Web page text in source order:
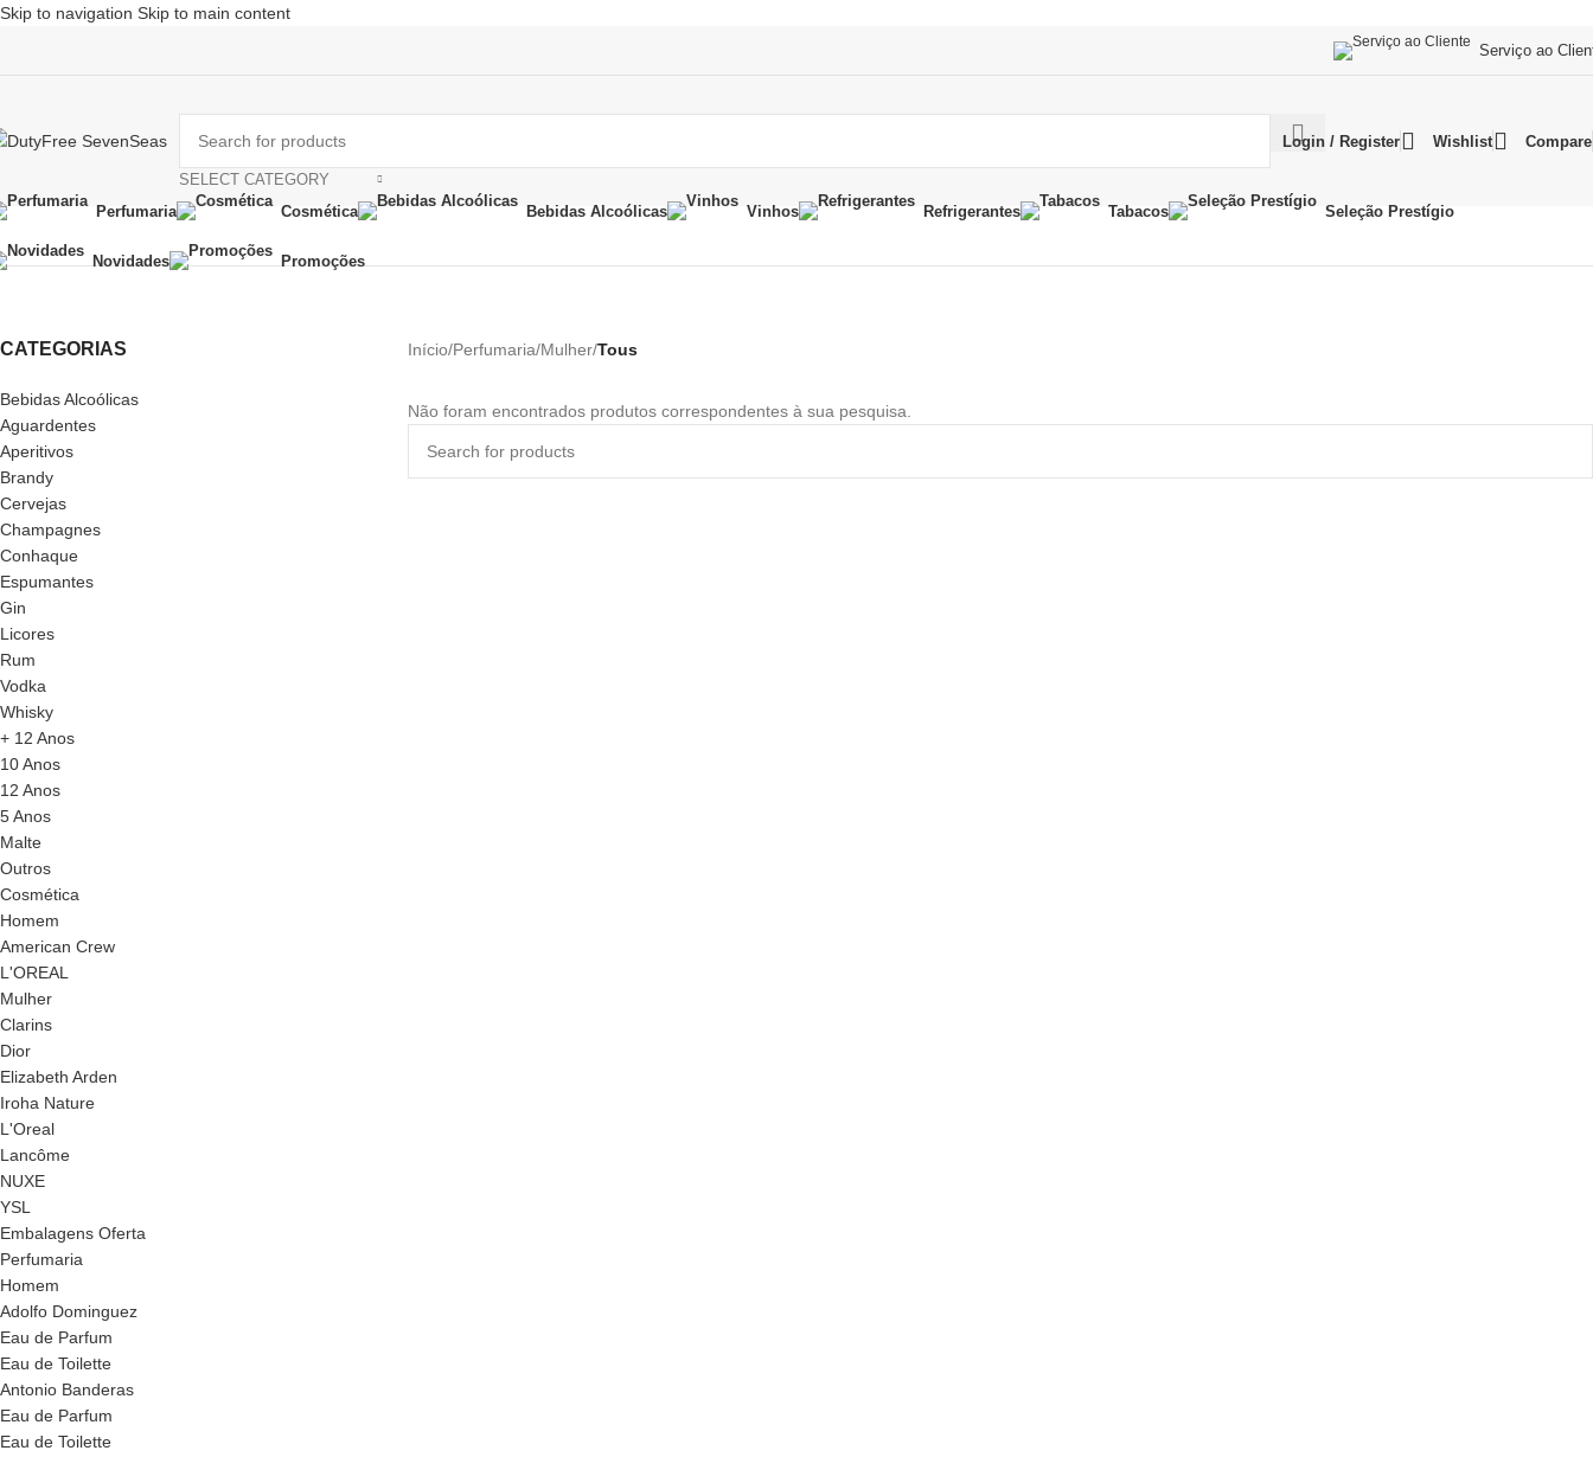
Skip to navigation Skip to main content
Serviço ao
SELECT CATEGORY
Login / Register Wishlist Compare
Perfumaria Cosmética Bebidas Alcoólicas Vinhos Refrigerantes Tabacos Seleção Prestígio
Novidades Promoções
CATEGORIAS
Bebidas Alcoólicas
Aguardentes
Aperitivos
Brandy
Cervejas
Champagnes
Conhaque
Espumantes
Gin
Licores
Rum
Vodka
Whisky
+ 12 Anos
10 Anos
12 Anos
5 Anos
Malte
Outros
Cosmética
Homem
American Crew
L'OREAL
Mulher
Clarins
Dior
Elizabeth Arden
Iroha Nature
L'Oreal
Lancôme
NUXE
YSL
Embalagens Oferta
Perfumaria
Homem
Adolfo Dominguez
Eau de Parfum
Eau de Toilette
Antonio Banderas
Eau de Parfum
Eau de Toilette
Início/Perfumaria/Mulher/Tous
Não foram encontrados produtos correspondentes à sua pesquisa.